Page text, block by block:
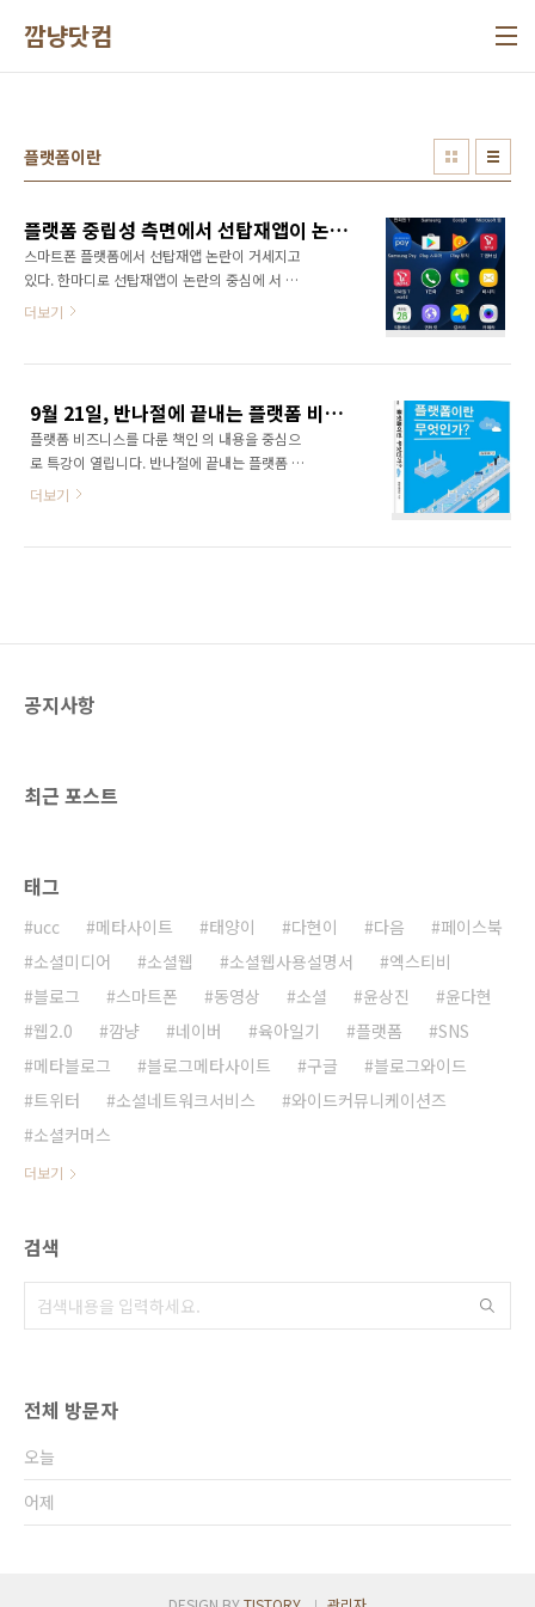
깜냥닷컴
플랫폼이란
플랫폼 중립성 측면에서 선탑재앱이 논란이 되는 이유는?
스마트폰 플랫폼에서 선탑재앱 논란이 거세지고
있다. 한마디로 선탑재앱이 논란의 중심에 서 있
는 것!그렇다면 플랫폼 중립성 측면에서 선탑재
때도 외롭지 않다. 스마트폰만 있으면 외롭거나
심심할 뜸도 없다. 내 몸에서 반경 1m 밖으로 떨
어지기만 해도 불안해 하는 현대인들에게 문명
의 이기 스마트폰은 없어서는 안될 존재이다.특
폰도 받고, 항공권도 저렴하게 구입하는 등 경제
더보기
9월 21일, 반나절에 끝내는 플랫폼 비즈니스 특강이 열립니다.
플랫폼 비즈니스를 다룬 책인 의 내용을 중심으
로 특강이 열립니다. 반나절에 끝내는 플랫폼 비
즈니스 특강 대한민국 모든 기업은 지금 당장 플
으면 플랫폼에 대해 상당히 많은 이야기들을 들
있는 시간이 되었으면 합..
더보기
공지사항
최근 포스트
태그
ucc 메타사이트 태양이 다현이 다음
페이스북
소셜미디어
소셜웹 소셜웹사용설명서
엑스티비
블로그
스마트폰 동영상 소셜 윤상진
윤다현
웹2.0
깜냥 네이버 육아일기 플랫폼
SNS
메타블로그
블로그메타사이트 구글
블로그와이드
트위터
소셜네트워크서비스
와이드커뮤니케이션즈
소셜커머스
더보기
검색
전체 방문자
오늘
어제